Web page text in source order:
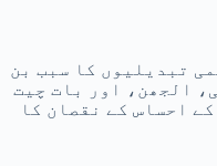
تبدیلیوں کا سبب بن
الجھن، اور بات چیت
احساس کے نقصان کا